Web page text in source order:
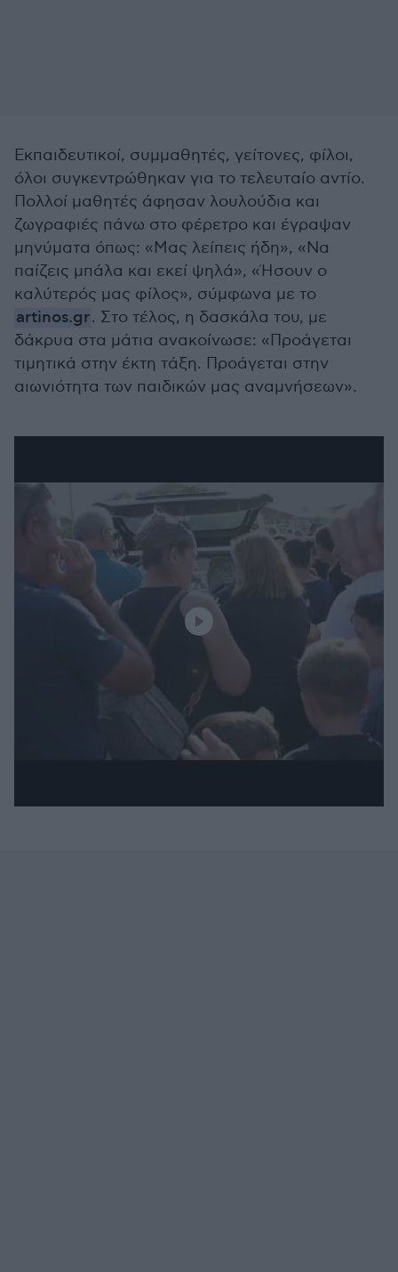
Εκπαιδευτικοί, συμμαθητές, γείτονες, φίλοι,
όλοι συγκεντρώθηκαν για το τελευταίο αντίο.
Πολλοί μαθητές άφησαν λουλούδια και
ζωγραφιές πάνω στο φέρετρο και έγραψαν
μηνύματα όπως: «Μας λείπεις ήδη», «Να
παίζεις μπάλα και εκεί ψηλά», «Ήσουν ο
καλύτερός μας φίλος», σύμφωνα με το
artinos.gr. Στο τέλος, η δασκάλα του, με
δάκρυα στα μάτια ανακοίνωσε: «Προάγεται
τιμητικά στην έκτη τάξη. Προάγεται στην
αιωνιότητα των παιδικών μας αναμνήσεων».